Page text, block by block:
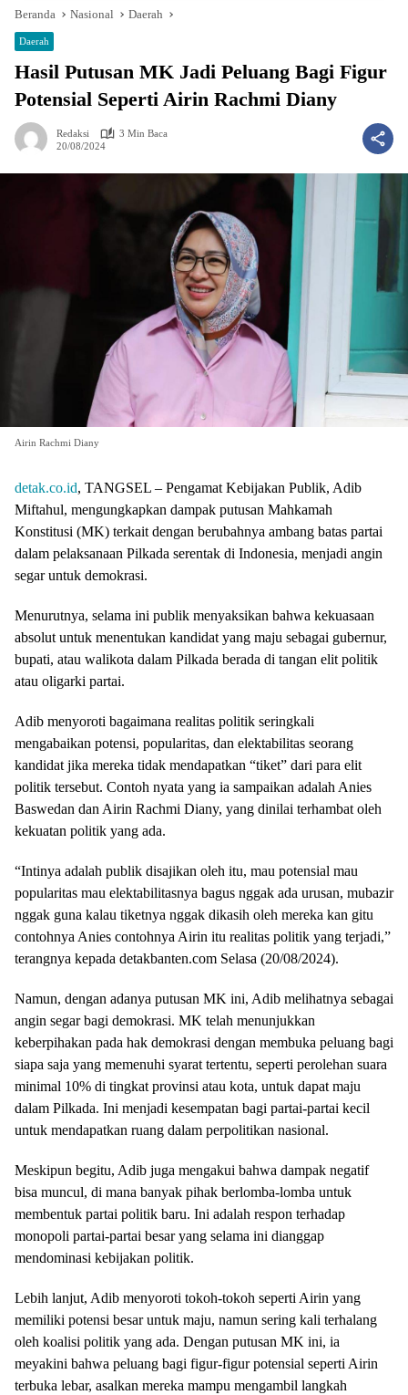
Beranda Nasional Daerah
Daerah
Hasil Putusan MK Jadi Peluang Bagi Figur
Potensial Seperti Airin Rachmi Diany
Redaksi
3 Min Baca
20/08/2024
Airin Rachmi Diany
detak.co.id, TANGSEL – Pengamat Kebijakan Publik, Adib
Miftahul, mengungkapkan dampak putusan Mahkamah
Konstitusi (MK) terkait dengan berubahnya ambang batas partai
dalam pelaksanaan Pilkada serentak di Indonesia, menjadi angin
segar untuk demokrasi.
Menurutnya, selama ini publik menyaksikan bahwa kekuasaan
absolut untuk menentukan kandidat yang maju sebagai gubernur,
bupati, atau walikota dalam Pilkada berada di tangan elit politik
atau oligarki partai.
Adib menyoroti bagaimana realitas politik seringkali
mengabaikan potensi, popularitas, dan elektabilitas seorang
kandidat jika mereka tidak mendapatkan “tiket” dari para elit
politik tersebut. Contoh nyata yang ia sampaikan adalah Anies
Baswedan dan Airin Rachmi Diany, yang dinilai terhambat oleh
kekuatan politik yang ada.
“Intinya adalah publik disajikan oleh itu, mau potensial mau
popularitas mau elektabilitasnya bagus nggak ada urusan, mubazir
nggak guna kalau tiketnya nggak dikasih oleh mereka kan gitu
contohnya Anies contohnya Airin itu realitas politik yang terjadi,”
terangnya kepada detakbanten.com Selasa (20/08/2024).
Namun, dengan adanya putusan MK ini, Adib melihatnya sebagai
angin segar bagi demokrasi. MK telah menunjukkan
keberpihakan pada hak demokrasi dengan membuka peluang bagi
siapa saja yang memenuhi syarat tertentu, seperti perolehan suara
minimal 10% di tingkat provinsi atau kota, untuk dapat maju
dalam Pilkada. Ini menjadi kesempatan bagi partai-partai kecil
untuk mendapatkan ruang dalam perpolitikan nasional.
Meskipun begitu, Adib juga mengakui bahwa dampak negatif
bisa muncul, di mana banyak pihak berlomba-lomba untuk
membentuk partai politik baru. Ini adalah respon terhadap
monopoli partai-partai besar yang selama ini dianggap
mendominasi kebijakan politik.
Lebih lanjut, Adib menyoroti tokoh-tokoh seperti Airin yang
memiliki potensi besar untuk maju, namun sering kali terhalang
oleh koalisi politik yang ada. Dengan putusan MK ini, ia
meyakini bahwa peluang bagi figur-figur potensial seperti Airin
terbuka lebar, asalkan mereka mampu mengambil langkah